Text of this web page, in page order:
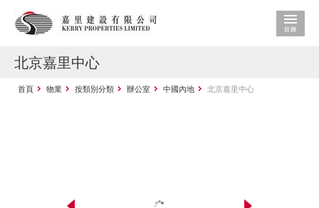
北京嘉里中心
首頁 物業 按類別分類 辦公室 中國內地 北京嘉里中心